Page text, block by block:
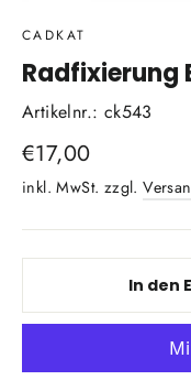
CADKAT
Radfixierung
Artikelnr.: ck543
Normaler
Preis
€17,00
inkl. MwSt. zzgl.
In den